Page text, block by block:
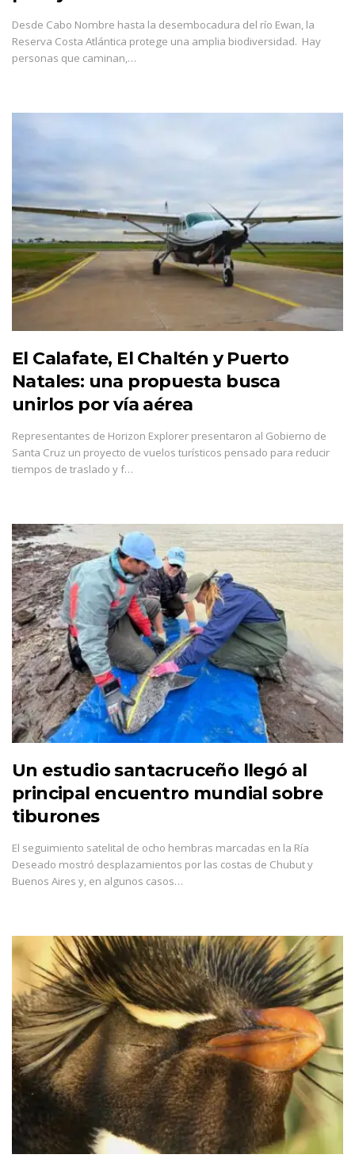
Desde Cabo Nombre hasta la desembocadura del río Ewan, la
Reserva Costa Atlántica protege una amplia biodiversidad. Hay
personas que caminan,…
El Calafate, El Chaltén y Puerto
Natales: una propuesta busca
unirlos por vía aérea
Representantes de Horizon Explorer presentaron al Gobierno de
Santa Cruz un proyecto de vuelos turísticos pensado para reducir
tiempos de traslado y f…
Un estudio santacruceño llegó al
principal encuentro mundial sobre
tiburones
El seguimiento satelital de ocho hembras marcadas en la Ría
Deseado mostró desplazamientos por las costas de Chubut y
Buenos Aires y, en algunos casos…